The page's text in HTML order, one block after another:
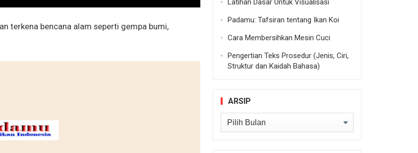
terkena bencana alam seperti gempa bumi,
Latihan Dasar Untuk Visualisasi
Padamu: Tafsiran tentang Ikan Koi
Cara Membersihkan Mesin Cuci
Pengertian Teks Prosedur (Jenis, Ciri,
Struktur dan Kaidah Bahasa)
ARSIP
Arsip